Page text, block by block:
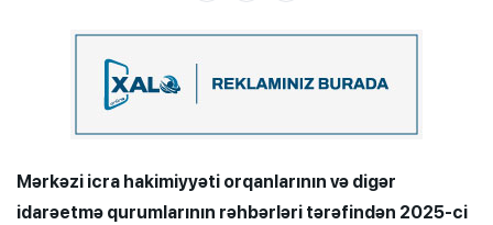
Mərkəzi icra hakimiyyəti orqanlarının və digər
idarəetmə qurumlarının rəhbərləri tərəfindən 2025-ci